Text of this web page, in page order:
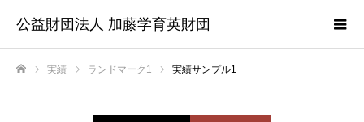
公益財団法人 加藤学育英財団
実績 ランドマーク1 実績サンプル1